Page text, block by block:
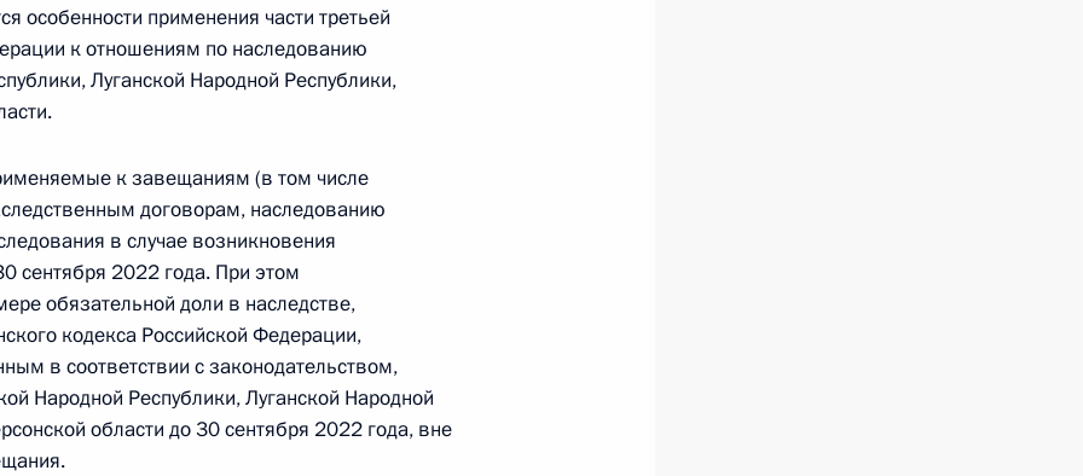
органы госвласти
субъекта
рынка алкоголя
особенности применения части третьей
к отношениям по наследованию
Луганской Народной Республики,
к завещаниям (в том числе
договорам, наследованию
в случае возникновения
сентября 2022 года. При этом
обязательной доли в наследстве,
кодекса Российской Федерации,
в соответствии с законодательством,
Народной Республики, Луганской Народной
области до 30 сентября 2022 года, вне